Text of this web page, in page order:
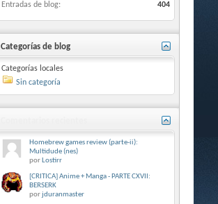
Entradas de blog
404
Categorías de blog
Categorías locales
Sin categoría
Homebrew games review (parte-ii):
Multidude (nes)
por Lostirr
[CRITICA] Anime + Manga - PARTE CXVII:
BERSERK
porjduranmaster